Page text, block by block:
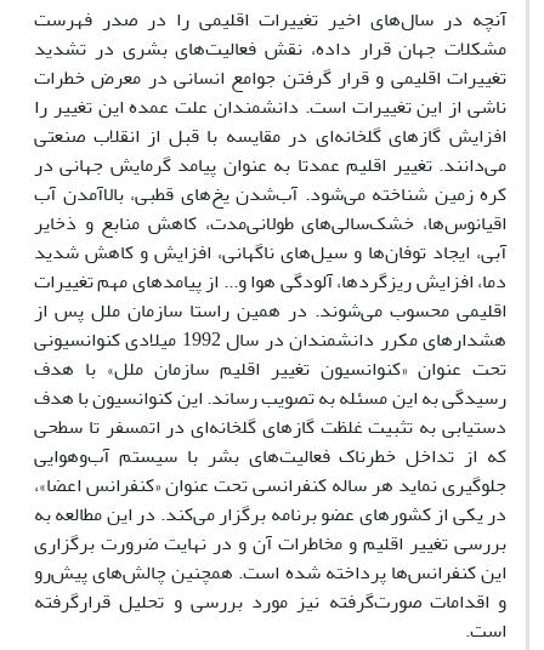
آنچه در سال‌های اخیر تغییرات اقلیمی را در صدر فهرست
مشکلات جهان قرار داده، نقش فعالیت‌های بشری در تشدید
تغییرات اقلیمی و قرار گرفتن جوامع انسانی در معرض خطرات
ناشی از این تغییرات است. دانشمندان علت عمده این تغییر را
افزایش گازهای گلخانه‌ای در مقایسه با قبل از انقلاب صنعتی
می‌دانند. تغییر اقلیم عمدتا به عنوان پیامد گرمایش جهانی در
کره زمین شناخته می‌شود. آب‌شدن یخ‌های قطبی، بالاآمدن آب
اقیانوس‌ها، خشک‌سالی‌های طولانی‌مدت، کاهش منابع و ذخایر
آبی، ایجاد توفان‌ها و سیل‌های ناگهانی، افزایش‌ و کاهش‌ شدید
دما، افزایش ریزگردها، آلودگی هوا و... از پیامدهای مهم تغییرات
اقلیمی محسوب می‌شوند. در همین راستا سازمان ملل پس از
هشدارهای مکرر دانشمندان در سال 1992 میلادی کنوانسیونی
تحت عنوان «کنوانسیون تغییر اقلیم سازمان ملل» با هدف
رسیدگی به این مسئله به تصویب رساند. این کنوانسیون با هدف
دستیابی به تثبیت غلظت گازهای گلخانه‌ای در اتمسفر تا سطحی
که از تداخل خطرناک فعالیت‌های بشر با سیستم آب‌و‌هوایی
جلوگیری نماید هر ساله کنفرانسی تحت عنوان «کنفرانس اعضا»،
در یکی از کشورهای عضو برنامه برگزار می‌کند. در این مطالعه به
بررسی تغییر اقلیم و مخاطرات آن و در نهایت ضرورت برگزاری
این کنفرانس‌ها پرداخته شده است. همچنین چالش‌های پیش‌رو
و اقدامات صورت‌گرفته نیز مورد بررسی و تحلیل قرار‌گرفته
است.